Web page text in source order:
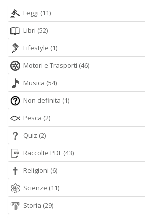
Leggi (11)
Libri (52)
Lifestyle (1)
Motori e Trasporti (46)
Musica (54)
Non definita (1)
Pesca (2)
Quiz (2)
Raccolte PDF (43)
Religioni (6)
Scienze (11)
Storia (29)